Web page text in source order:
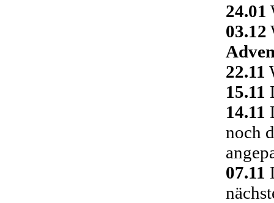
24.01
03.12
22.11
15.11
14.11
noch
07.11